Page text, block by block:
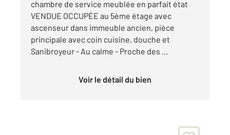
chambre de service meublée en parfait état
VENDUE OCCUPÉE au 5ème étage avec
ascenseur dans immeuble ancien, pièce
principale avec coin cuisine, douche et
Sanibroyeur - Au calme - Proche des ...
Voir le détail du bien